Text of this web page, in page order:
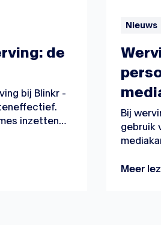
de
bij Blinkr -
inzetten
Nieuws
Bij
gebruik
Meer